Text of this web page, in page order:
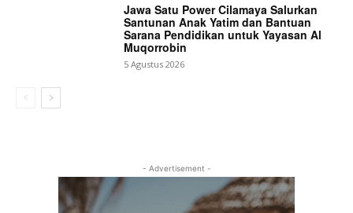
Jawa Satu Power Cilamaya Salurkan
Santunan Anak Yatim dan Bantuan
Sarana Pendidikan untuk Yayasan Al
Muqorrobin
5 Agustus 2026
- Advertisement -